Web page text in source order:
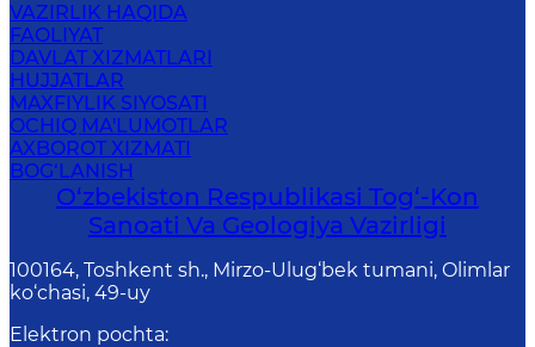
VAZIRLIK HAQIDA
FAOLIYAT
DAVLAT XIZMATLARI
HUJJATLAR
MAXFIYLIK SIYOSATI
OCHIQ MA'LUMOTLAR
AXBOROT XIZMATI
BOG‘LANISH
O‘zbekiston Respublikasi Tog‘-Kon
Sanoati Va Geologiya Vazirligi
100164, Toshkent sh., Mirzo-Ulug‘bek tumani, Olimlar
ko‘chasi, 49-uy
Elektron pochta: